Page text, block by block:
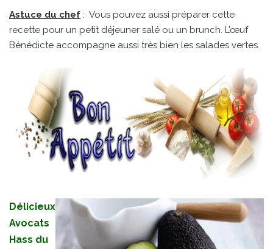
Astuce du chef : Vous pouvez aussi préparer cette
recette pour un petit déjeuner salé ou un brunch. L’œuf
Bénédicte accompagne aussi très bien les salades vertes.
Délicieux
Avocats
Hass du